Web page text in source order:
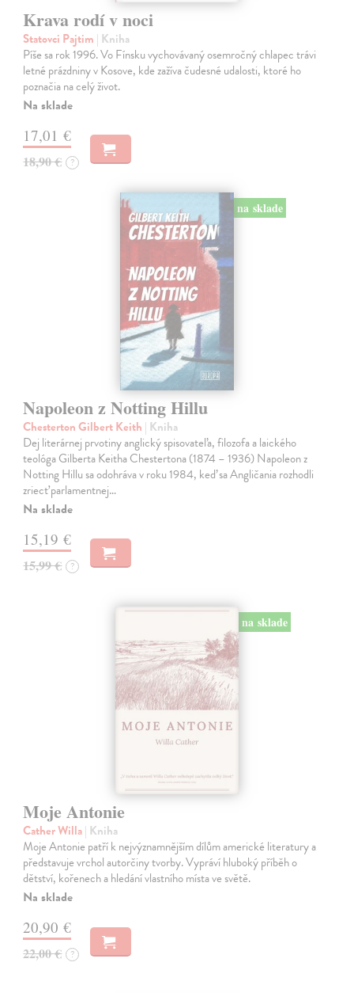
Krava rodí v noci
Statovci Pajtim | Kniha
Píše sa rok 1996. Vo Fínsku vychovávaný osemročný chlapec trávi
letné prázdniny v Kosove, kde zažíva čudesné udalosti, ktoré ho
poznačia na celý život.
Na sklade
17,01 €
18,90 € ?
na sklade
Napoleon z Notting Hillu
Chesterton Gilbert Keith | Kniha
Dej literárnej prvotiny anglický spisovateľa, filozofa a laického
teológa Gilberta Keitha Chestertona (1874 – 1936) Napoleon z
Notting Hillu sa odohráva v roku 1984, keď sa Angličania rozhodli
zriecť parlamentnej…
Na sklade
15,19 €
15,99 € ?
na sklade
Moje Antonie
Cather Willa| Kniha
Moje Antonie patří k nejvýznamnějším dílům americké literatury a
představuje vrchol autorčiny tvorby. Vypráví hluboký příběh o
dětství, kořenech a hledání vlastního místa ve světě.
Na sklade
20,90 €
22,00 € ?